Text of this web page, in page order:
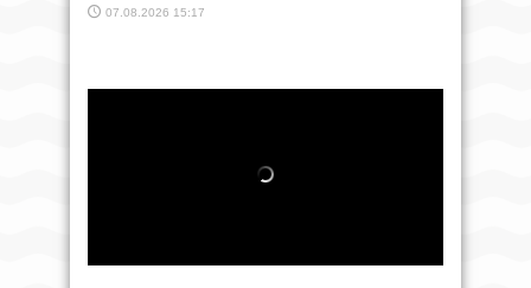
07.08.2026 15:17